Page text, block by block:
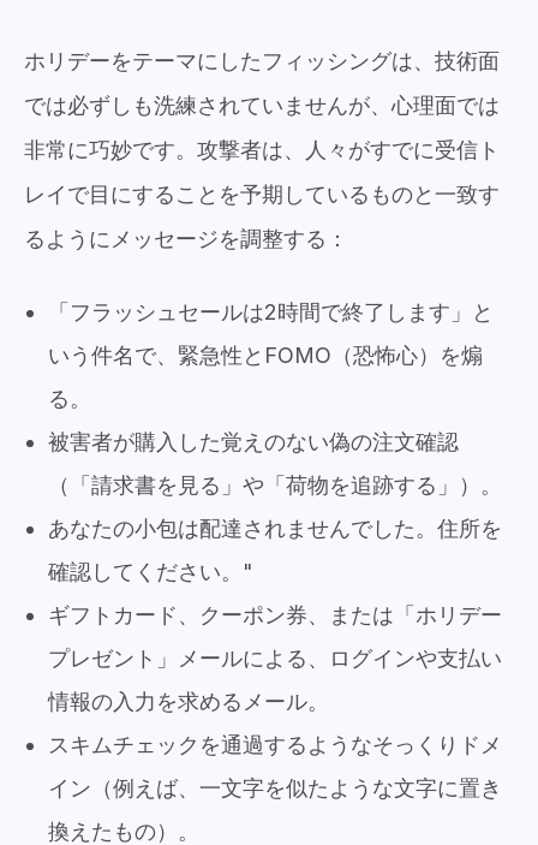
ホリデーをテーマにしたフィッシングは、技術面
では必ずしも洗練されていませんが、心理面では
非常に巧妙です。攻撃者は、人々がすでに受信ト
レイで目にすることを予期しているものと一致す
るようにメッセージを調整する：
「フラッシュセールは2時間で終了します」と
いう件名で、緊急性とFOMO（恐怖心）を煽
る。
被害者が購入した覚えのない偽の注文確認
（「請求書を見る」や「荷物を追跡する」）。
あなたの小包は配達されませんでした。住所を
確認してください。"
ギフトカード、クーポン券、または「ホリデー
プレゼント」メールによる、ログインや支払い
情報の入力を求めるメール。
スキムチェックを通過するようなそっくりドメ
イン（例えば、一文字を似たような文字に置き
換えたもの）。